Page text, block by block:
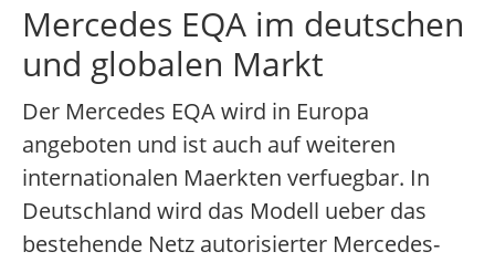
Mercedes EQA im deutschen
und globalen Markt
Der Mercedes EQA wird in Europa
angeboten und ist auch auf weiteren
internationalen Maerkten verfuegbar. In
Deutschland wird das Modell ueber das
bestehende Netz autorisierter Mercedes-